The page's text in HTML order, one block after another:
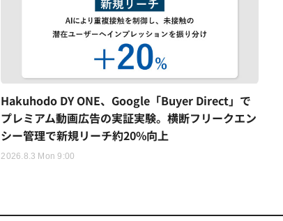
Hakuhodo DY ONE、Google「Buyer Direct」で
プレミアム動画広告の実証実験。横断フリークエン
シー管理で新規リーチ約20%向上
2026.8.3 Mon 9:00